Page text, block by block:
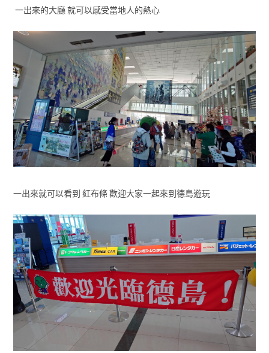
一出來的大廳 就可以感受當地人的熱心
一出來就可以看到 紅布條 歡迎大家一起來到德島遊玩